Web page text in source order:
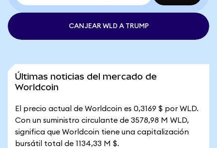
CANJEAR WLD A TRUMP
Últimas noticias del mercado de
Worldcoin
El precio actual de Worldcoin es 0,3169 $ por WLD.
Con un suministro circulante de 3578,98 M WLD,
significa que Worldcoin tiene una capitalización
bursátil total de 1134,33 M $.